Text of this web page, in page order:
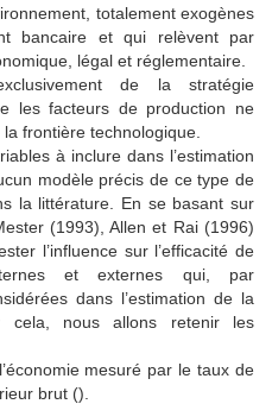
totalement exogènes
bancaire et qui relèvent par
légal et réglementaire.
de la stratégie
les facteurs de production ne
frontière technologique.
à inclure dans l’estimation
modèle précis de ce type de
la littérature. En se basant sur
(1993), Allen et Rai (1996)
l’influence sur l’efficacité de
et externes qui, par
dans l’estimation de la
cela, nous allons retenir les
mesuré par le taux de
brut ().